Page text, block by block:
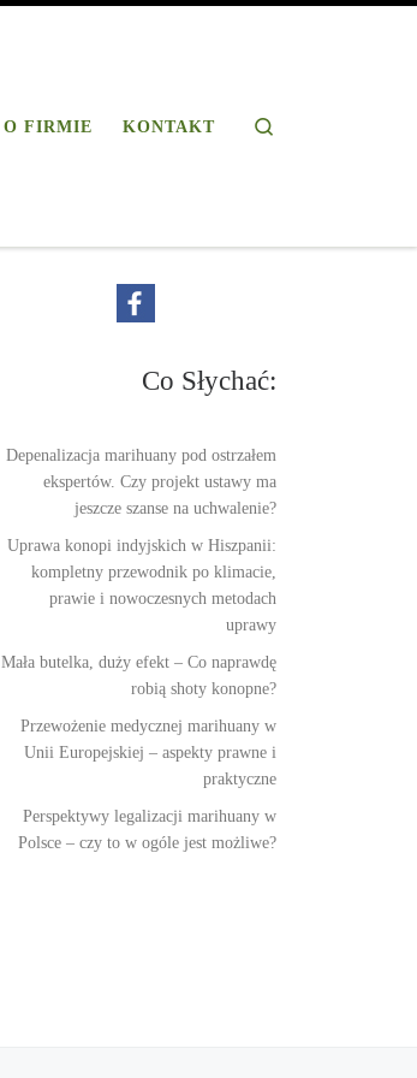
O FIRMIE KONTAKT
Co Słychać:
Depenalizacja marihuany pod ostrzałem
ekspertów. Czy projekt ustawy ma
jeszcze szanse na uchwalenie?
Uprawa konopi indyjskich w Hiszpanii:
kompletny przewodnik po klimacie,
prawie i nowoczesnych metodach
uprawy
Mała butelka, duży efekt – Co naprawdę
robią shoty konopne?
Przewożenie medycznej marihuany w
Unii Europejskiej – aspekty prawne i
praktyczne
Perspektywy legalizacji marihuany w
Polsce – czy to w ogóle jest możliwe?